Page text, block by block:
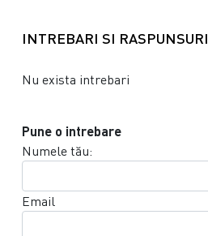
INTREBARI SI RASPUNSURI
Nu exista intrebari
Pune o intrebare
Numele tău:
Email